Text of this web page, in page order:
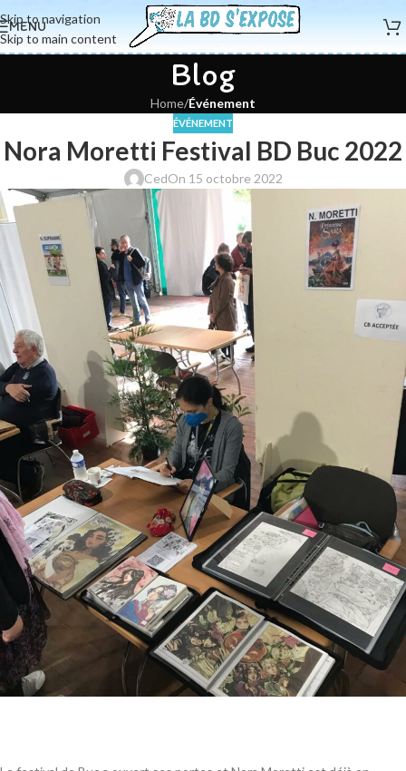
Skip to navigation
Skip to main content
MENU
Blog
Home/Événement
ÉVÉNEMENT
Nora Moretti Festival BD Buc 2022
CedOn 15 octobre 2022